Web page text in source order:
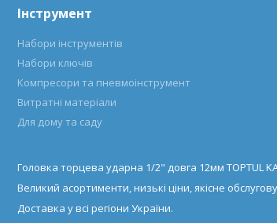
Інструмент
Набори інструментів
Набори ключів
Компресори та пневмоінструмент
Витратні матеріали
Для дому та саду
Головка торцева ударна 1/2" довга 12мм TOPTUL
Великий асортименти, низькі ціни, якісне
Доставка у всі регіони України.